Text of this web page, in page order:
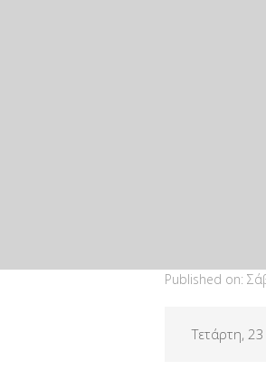
Published on:
Τετάρτη,